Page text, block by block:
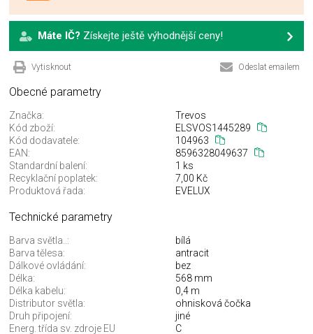
Máte IČ? Získejte ještě výhodnější ceny!
Vytisknout Odeslat emailem
Obecné parametry
Značka:
Trevos
Kód zboží:
ELSVOS1445289
Kód dodavatele:
104963
EAN:
8596328049637
Standardní balení:
1 ks
Recyklační poplatek:
7,00 Kč
Produktová řada:
EVELUX
Technické parametry
Barva světla..:
bílá
Barva tělesa:
antracit
Dálkové ovládání:
bez
Délka:
568 mm
Délka kabelu:
0,4 m
Distributor světla:
ohnisková čočka
Druh připojení:
jiné
Energ. třída sv. zdroje EU
C